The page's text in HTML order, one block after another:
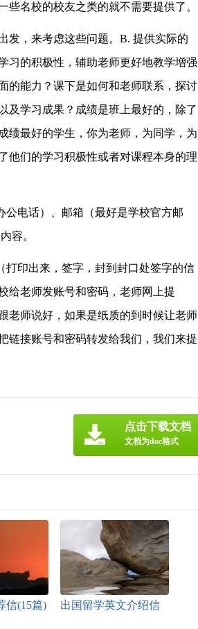
名校的校友之类的就不需要提供了。
发，来考虑这些问题。B. 提供实际的
习的积极性，辅助老师更好地教学增强
的能力？课下是如何和老师联系，探讨
及学习成果？成绩是班上最好的，除了
绩最好的学生，你为老师，为同学，为
他们的学习积极性或者对课程本身的理
公电话）、邮箱（最好是学校官方邮
容。
打印出来，签字，封到封口处签字的信
给老师发账号和密码，老师网上提
老师说好，如果是纸质的到时候让老师
链接账号和密码转发给我们，我们来提
点击下载文档
文档为doc格式
信(15篇)
出国留学英文介绍信